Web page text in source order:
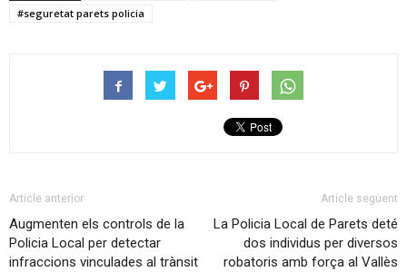
#seguretat parets policia
Article anterior
Augmenten els controls de la
Policia Local per detectar
infraccions vinculades al trànsit
Article següent
La Policia Local de Parets deté
dos individus per diversos
robatoris amb força al Vallès